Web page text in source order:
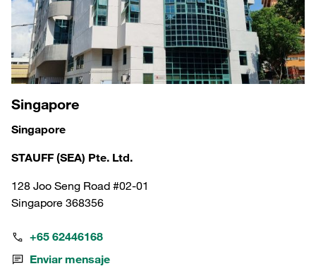
Singapore
Singapore
STAUFF (SEA) Pte. Ltd.
128 Joo Seng Road #02-01
Singapore 368356
+65 62446168
Enviar mensaje